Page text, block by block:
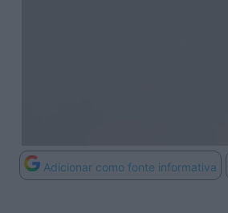
Adicionar como fonte informativa